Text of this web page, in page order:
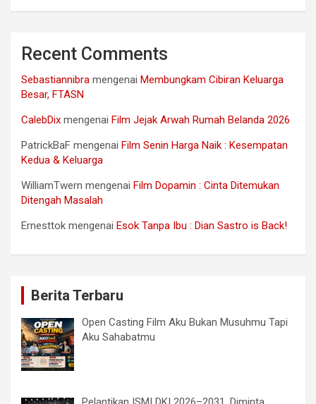
Recent Comments
Sebastiannibra mengenai Membungkam Cibiran Keluarga
Besar, FTASN
CalebDix mengenai Film Jejak Arwah Rumah Belanda 2026
PatrickBaF mengenai Film Senin Harga Naik : Kesempatan
Kedua & Keluarga
WilliamTwern mengenai Film Dopamin : Cinta Ditemukan
Ditengah Masalah
Ernesttok mengenai Esok Tanpa Ibu : Dian Sastro is Back!
Berita Terbaru
Open Casting Film Aku Bukan Musuhmu Tapi
Aku Sahabatmu